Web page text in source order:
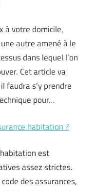
à votre domicile,
autre amené à le
dans lequel l’on
Cet article va
faudra s’y prendre
pour…
habitation ?
est
assez strictes.
des assurances,